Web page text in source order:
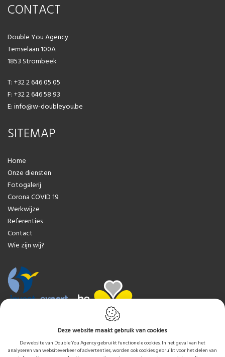
CONTACT
Double You Agency
Temselaan 100A
1853 Strombeek
T: +32 2 646 05 05
F: +32 2 646 58 93
E: info@w-doubleyou.be
SITEMAP
Home
Onze diensten
Fotogalerij
Corona COVID 19
Werkwijze
Referenties
Contact
Wie zijn wij?
Met de steun van Brussels Invest & Export
Deze website maakt gebruik van cookies
De website van Double You Agency gebruikt functionele cookies. In het geval van het
analyseren van websiteverkeer of advertenties, worden ook cookies gebruikt voor het delen van